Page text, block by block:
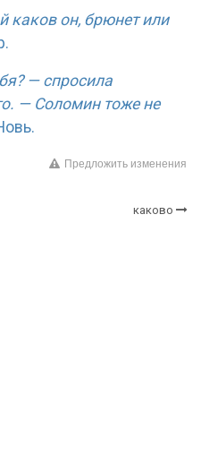
каков он, брюнет или
— спросила
— Соломин тоже не
Предложить изменения
каково